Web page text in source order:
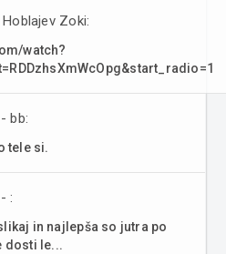
Zoki:
watch?
bb:
tele si.
:
in najlepša so jutra po
dosti le...